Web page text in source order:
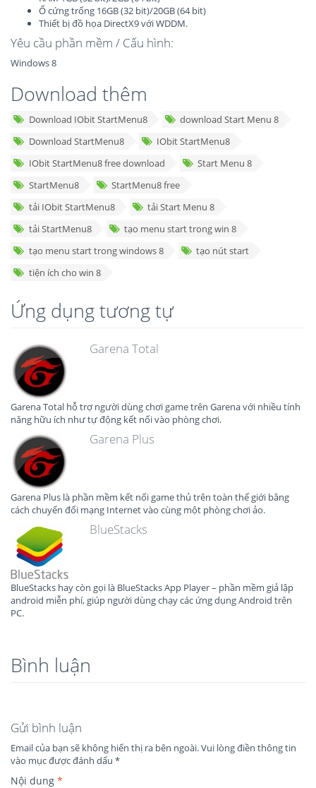
Ổ cứng trống 16GB (32 bit)/20GB (64 bit)
Thiết bị đồ họa DirectX9 với WDDM.
Yêu cầu phần mềm / Cấu hình:
Windows 8
Download thêm
Download IObit StartMenu8
download Start Menu 8
Download StartMenu8
IObit StartMenu8
IObit StartMenu8 free download
Start Menu 8
StartMenu8
StartMenu8 free
tải IObit StartMenu8
tải Start Menu 8
tải StartMenu8
tạo menu start trong win 8
tạo menu start trong windows 8
tạo nút start
tiện ích cho win 8
Ứng dụng tương tự
Garena Total
Garena Total hỗ trợ người dùng chơi game trên Garena với nhiều tính
năng hữu ích như tự động kết nối vào phòng chơi.
Garena Plus
Garena Plus là phần mềm kết nối game thủ trên toàn thế giới bằng
cách chuyển đổi mạng Internet vào cùng một phòng chơi ảo.
BlueStacks
BlueStacks hay còn gọi là BlueStacks App Player – phần mềm giả lập
android miễn phí, giúp người dùng chạy các ứng dụng Android trên
PC.
Bình luận
Gửi bình luận
Email của bạn sẽ không hiển thị ra bên ngoài.Vui lòng điền thông tin
vào mục được đánh dấu *
Nội dung *